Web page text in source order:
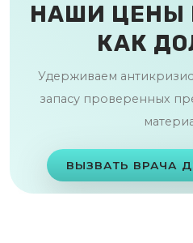
НАШИ ЦЕНЫ
КАК
Удерживаем
запасу проверенных
ВЫЗВАТЬ ВРАЧА